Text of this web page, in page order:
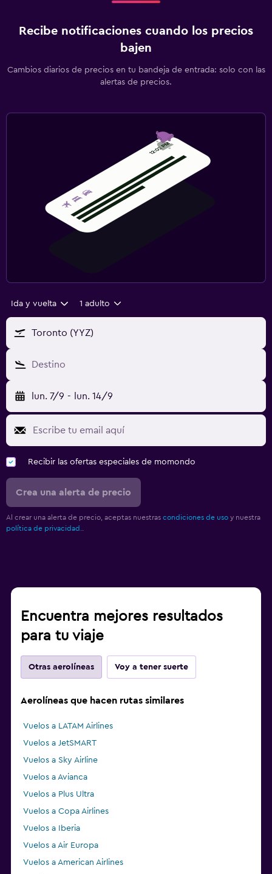
Recibe notificaciones cuando los precios
bajen
Cambios diarios de precios en tu bandeja de entrada: solo con las
alertas de precios.
Ida y vuelta 1 adulto
Toronto (YYZ)
Destino
lun. 7/9 - lun. 14/9
Recibir las ofertas especiales de momondo
Crea una alerta de precio
Al crear una alerta de precio, aceptas nuestras condiciones de uso y nuestra
política de privacidad.
Encuentra mejores resultados
para tu viaje
Otras aerolíneas Voy a tener suerte
Aerolíneas que hacen rutas similares
Vuelos a LATAM Airlines
Vuelos a JetSMART
Vuelos a Sky Airline
Vuelos a Avianca
Vuelos a Plus Ultra
Vuelos a Copa Airlines
Vuelos a Iberia
Vuelos a Air Europa
Vuelos a American Airlines